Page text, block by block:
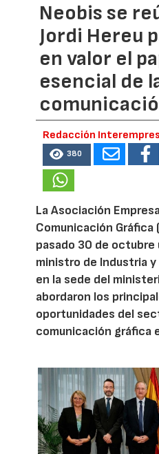
Neobis se
Jordi Hereu
en valor el
esencial de
Redacción
380
La Asociación
Comunicación Gráfica (
pasado 30 de
ministro de Industria y
en la sede del
abordaron los
oportunidades del
comunicación gráfica